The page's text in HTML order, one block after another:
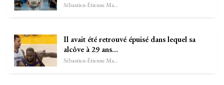
Sébastien-Étienne Marechal
Il avait été retrouvé épuisé dans lequel sa
alcôve à 29 ans…
Sébastien-Étienne Marechal